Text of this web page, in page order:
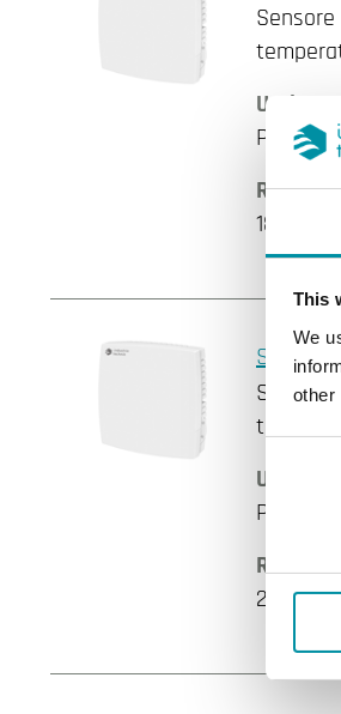
This
We
other
Selection
Uscita
Passivo
1800 Ω
SAP-
Uscita
Passivo
2252 Ω